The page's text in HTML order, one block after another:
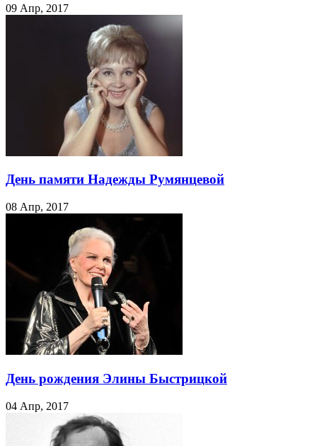
09 Апр, 2017
День памяти Надежды Румянцевой
08 Апр, 2017
День рождения Элины Быстрицкой
04 Апр, 2017